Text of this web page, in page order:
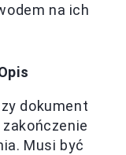
na ich
dokument
zakończenie
Musi być